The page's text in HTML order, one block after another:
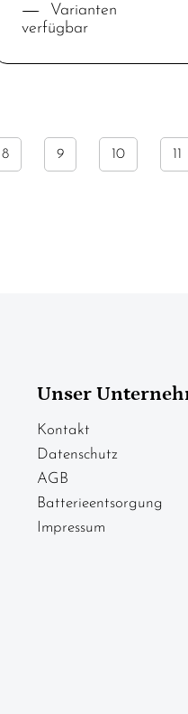
Varianten
verfügbar
8 9 10 11
Unser
Kontakt
Datenschutz
AGB
Batterieentsorgung
Impressum